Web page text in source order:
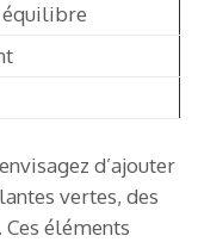
équilibre
d’ajouter
vertes, des
éléments